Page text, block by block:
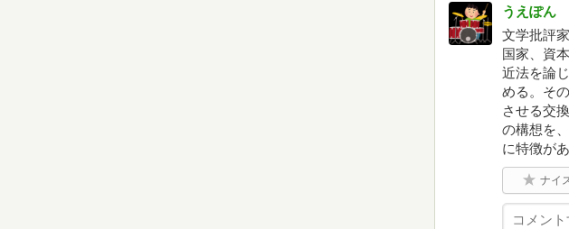
うえぽん
文学批評
国家、資
近法を論
める。そ
させる交
の構想を
に特徴が
ナイ